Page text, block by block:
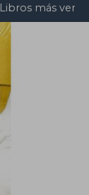
Libros más